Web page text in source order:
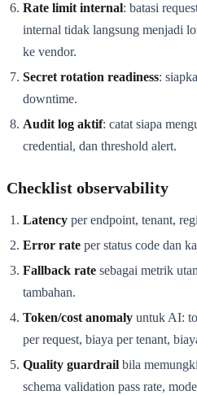
Rate limit internal: batasi
internal tidak langsung menjadi
ke vendor.
Secret rotation readiness:
downtime.
Audit log aktif: catat siapa
credential, dan threshold alert.
Checklist observability
Latency per endpoint, tenant,
Error rate per status code dan
Fallback rate sebagai metrik
tambahan.
Token/cost anomaly untuk AI:
per request, biaya per tenant,
Quality guardrail bila
schema validation pass rate,